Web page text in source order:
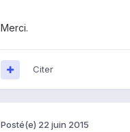
Merci.
Citer
Posté(e) 22 juin 2015